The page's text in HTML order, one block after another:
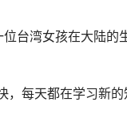
台湾女孩在大陆的
，每天都在学习新的